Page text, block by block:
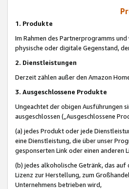
1. Produkte
Im Rahmen des Partnerprogramms
physische oder digitale Gegenstand,
2. Dienstleistungen
Derzeit zählen außer den Amazon
3. Ausgeschlossene Produkte
Ungeachtet der obigen Ausführungen
ausgeschlossen („Ausgeschlossene
(a) jedes Produkt oder jede
eine Dienstleistung, die über unser
gesponserten Link oder einen anderen
(b) jedes alkoholische Getränk, das
Lizenz zur Herstellung, zum
Unternehmens betrieben wird,